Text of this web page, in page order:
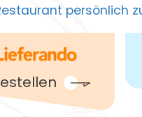
persönlich